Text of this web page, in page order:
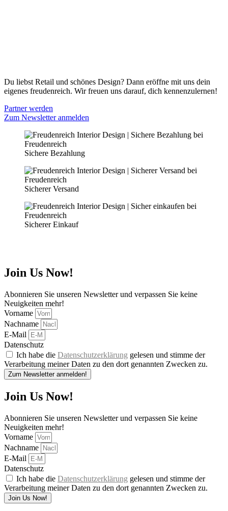
Du liebst Retail und schönes Design? Dann eröffne mit uns dein
eigenes freudenreich. Wir freuen uns darauf, dich kennenzulernen!
Partner werden
Zum Newsletter anmelden
Sichere Bezahlung
Sicherer Versand
Sicherer Einkauf
Join Us Now!
Abonnieren Sie unseren Newsletter und verpassen Sie keine
Neuigkeiten mehr!
Vorname
Nachname
E-Mail
Datenschutz
Ich habe die Datenschutzerklärung gelesen und stimme der
Verarbeitung meiner Daten zu den dort genannten Zwecken zu.
Zum Newsletter anmelden!
Join Us Now!
Abonnieren Sie unseren Newsletter und verpassen Sie keine
Neuigkeiten mehr!
Vorname
Nachname
E-Mail
Datenschutz
Ich habe die Datenschutzerklärung gelesen und stimme der
Verarbeitung meiner Daten zu den dort genannten Zwecken zu.
Join Us Now!